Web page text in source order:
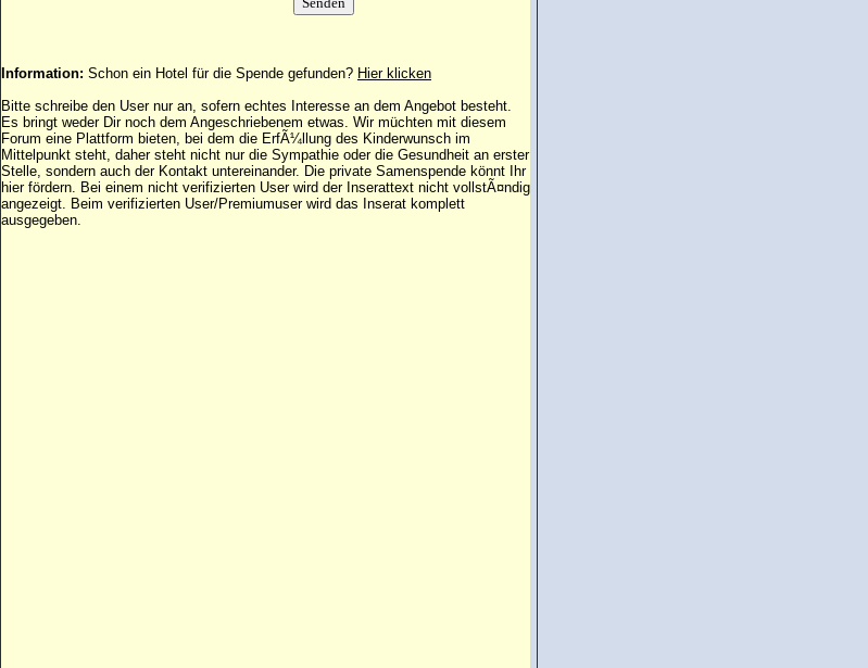
Information: Schon ein Hotel für die Spende gefunden? Hier klicken
Bitte schreibe den User nur an, sofern echtes Interesse an dem Angebot besteht.
Es bringt weder Dir noch dem Angeschriebenem etwas. Wir müchten mit diesem
Forum eine Plattform bieten, bei dem die ErfÃ¼llung des Kinderwunsch im
Mittelpunkt steht, daher steht nicht nur die Sympathie oder die Gesundheit an erster
Stelle, sondern auch der Kontakt untereinander. Die private Samenspende könnt Ihr
hier fördern. Bei einem nicht verifizierten User wird der Inserattext nicht vollstÃ¤ndig
angezeigt. Beim verifizierten User/Premiumuserwird das Inserat komplett
ausgegeben.